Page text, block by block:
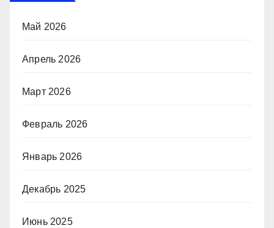
Май 2026
Апрель 2026
Март 2026
Февраль 2026
Январь 2026
Декабрь 2025
Июнь 2025